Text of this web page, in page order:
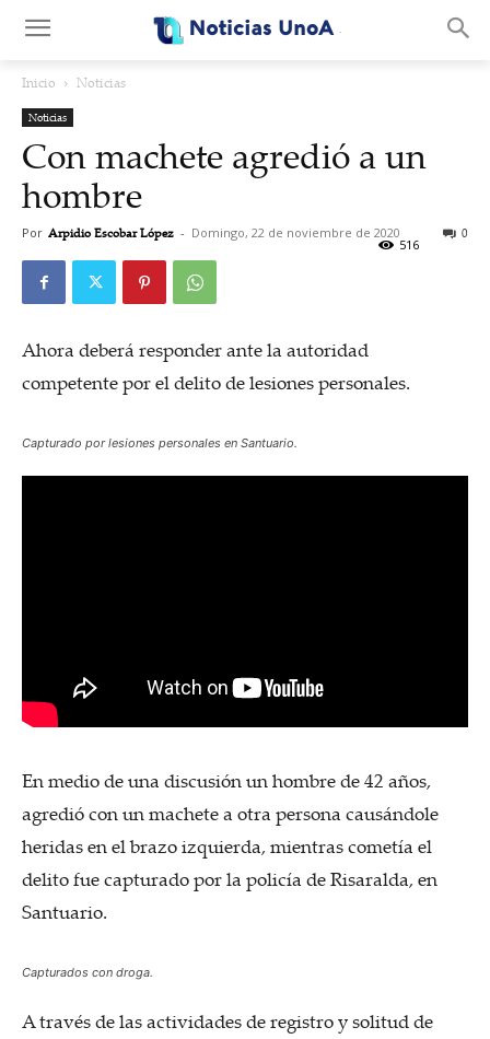
Inicio Noticias
Noticias
Con machete agredió a un
hombre
Por Arpidio Escobar López - Domingo, 22 de noviembre de 2020 0
516
Ahora deberá responder ante la autoridad
competente por el delito de lesiones personales.
Capturado por lesiones personales en Santuario.
En medio de una discusión un hombre de 42 años,
agredió con un machete a otra persona causándole
heridas en el brazo izquierda, mientras cometía el
delito fue capturado por la policía de Risaralda, en
Santuario.
Capturados con droga.
A través de las actividades de registro y solitud de